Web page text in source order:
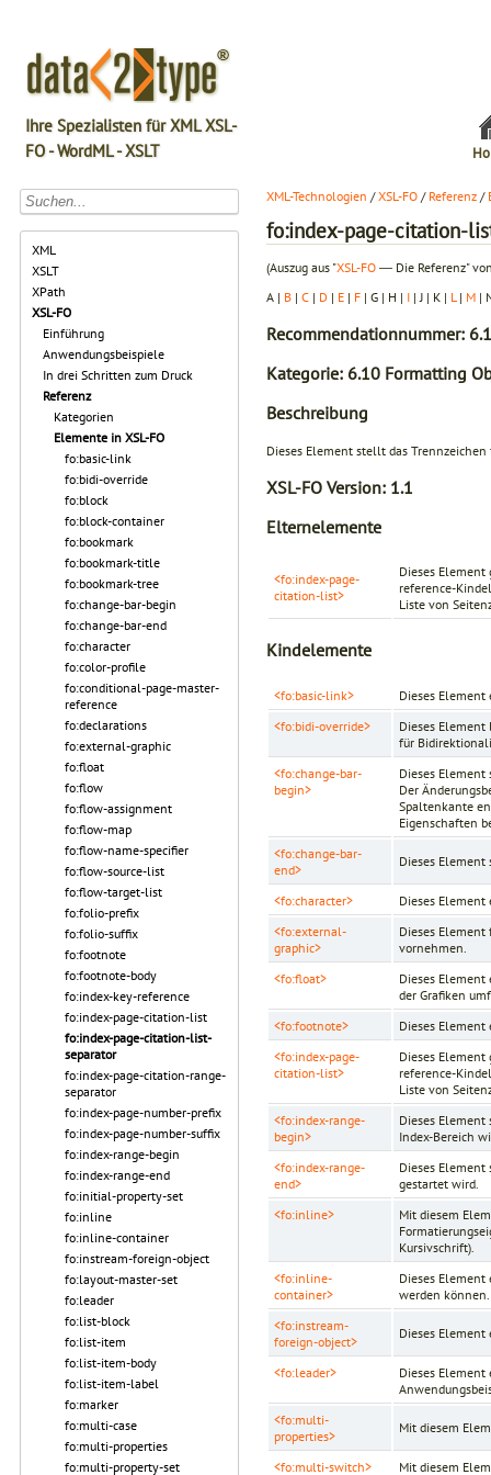
Ihre Spezialisten für XML XSL-
FO - WordML - XSLT
XML
XSLT
XPath
XSL-FO
Einführung
Anwendungsbeispiele
In drei Schritten zum Druck
Referenz
Kategorien
Elemente in XSL-FO
fo:basic-link
fo:bidi-override
fo:block
fo:block-container
fo:bookmark
fo:bookmark-title
fo:bookmark-tree
fo:change-bar-begin
fo:change-bar-end
fo:character
fo:color-profile
fo:conditional-page-master-
reference
fo:declarations
fo:external-graphic
fo:float
fo:flow
fo:flow-assignment
fo:flow-map
fo:flow-name-specifier
fo:flow-source-list
fo:flow-target-list
fo:folio-prefix
fo:folio-suffix
fo:footnote
fo:footnote-body
fo:index-key-reference
fo:index-page-citation-list
fo:index-page-citation-list-
separator
fo:index-page-citation-range-
separator
fo:index-page-number-prefix
fo:index-page-number-suffix
fo:index-range-begin
fo:index-range-end
fo:initial-property-set
fo:inline
fo:inline-container
fo:instream-foreign-object
fo:layout-master-set
fo:leader
fo:list-block
fo:list-item
fo:list-item-body
fo:list-item-label
fo:marker
fo:multi-case
fo:multi-properties
fo:multi-property-set
XML-Technologien /XSL-FO / Referenz /
fo:index-page-citation-
(Auszug aus "XSL-FO ― Die Referenz"
A | B | C | D | E | F | G | H | I | J | K | L | M |
Recommendationnummer:
Kategorie: 6.10 Formatting
Beschreibung
Dieses Element stellt das
XSL-FO Version: 1.1
Elternelemente
<fo:index-page-
citation-list>
Dieses Element
reference-
Liste von
Kindelemente
<fo:basic-link>
Dieses
<fo:bidi-override>
Dieses
für
<fo:change-bar-
begin>
Dieses Element
Der
Spaltenkante
Eigenschaften
<fo:change-bar-
end>
Dieses Element
<fo:character>
Dieses
<fo:external-
graphic>
Dieses
vornehmen.
<fo:float>
Dieses
der Grafiken
<fo:footnote>
Dieses
<fo:index-page-
citation-list>
Dieses Element
reference-
Liste von
<fo:index-range-
begin>
Dieses
Index-Bereich
<fo:index-range-
end>
Dieses Element
gestartet wird.
<fo:inline>
Mit diesem
Kursivschrift).
<fo:inline-
container>
Dieses
werden können.
<fo:instream-
foreign-object>
Dieses
<fo:leader>
Dieses
<fo:multi-
properties>
Mit diesem
<fo:multi-switch>
Mit diesem